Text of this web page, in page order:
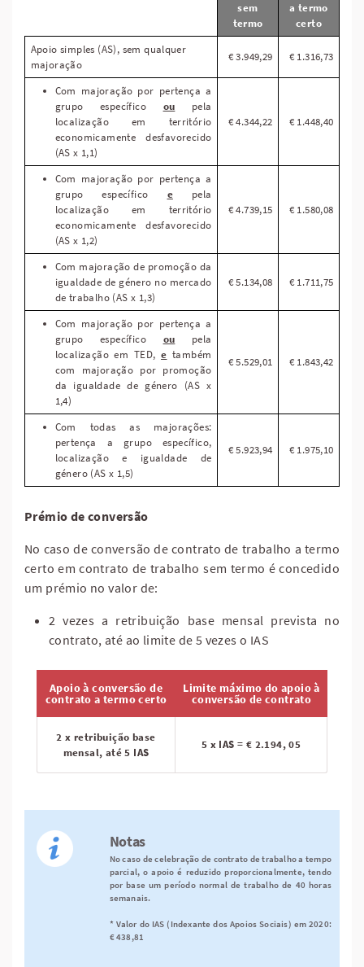
sem
termo
a termo
certo
Apoio simples (AS), sem qualquer
majoração
€ 3.949,29 € 1.316,73
Com majoração por pertença a
grupo específico ou pela
localização em território
economicamente desfavorecido
(AS x 1,1)
€ 4.344,22 € 1.448,40
Com majoração por pertença a
grupo específico epela
localização em território
economicamente desfavorecido
(AS x 1,2)
€ 4.739,15 € 1.580,08
Com majoração de promoção da
igualdade de género no mercado
de trabalho (AS x 1,3)
€ 5.134,08 € 1.711,75
Com majoração por pertença a
grupo específico ou pela
localização em TED,e também
com majoração por promoção
da igualdade de género (AS x
1,4)
€ 5.529,01 € 1.843,42
Com todas as majorações:
pertença a grupo específico,
localização e igualdade de
género (AS x 1,5)
€ 5.923,94 € 1.975,10
Prémio de conversão
No caso de conversão de contrato de trabalho a termo
certo em contrato de trabalho sem termo é concedido
um prémio no valor de:
2 vezes a retribuição base mensal prevista no
contrato, até ao limite de 5 vezes o IAS
Apoio à conversão de
contrato a termo certo
Limite máximo do apoio à
conversão de contrato
2 x retribuição base
mensal, até 5 IAS
5 x IAS = € 2.194, 05
Notas
No caso de celebração de contrato de trabalho a tempo
parcial, o apoio é reduzido proporcionalmente, tendo
por base um período normal de trabalho de 40 horas
semanais.
* Valor do IAS (Indexante dos Apoios Sociais) em 2020:
€ 438,81